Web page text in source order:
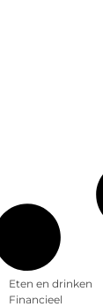
Eten en drinken
Financieel